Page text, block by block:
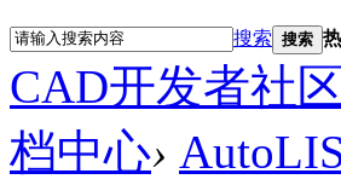
搜索 搜索
CAD开发者社区
档中心›